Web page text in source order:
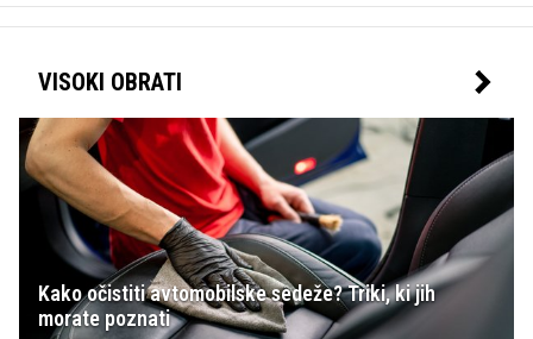
VISOKI OBRATI
Kako očistiti avtomobilske sedeže? Triki, ki jih
morate poznati